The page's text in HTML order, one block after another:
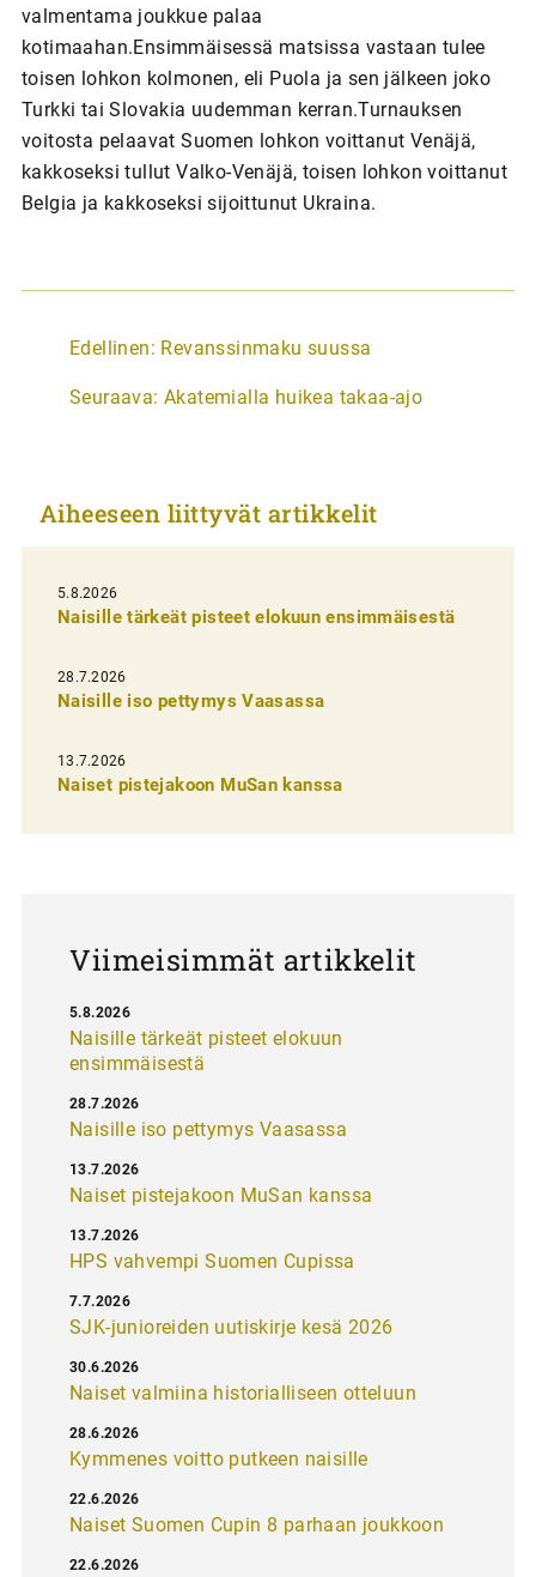
valmentama joukkue palaa
kotimaahan.Ensimmäisessä matsissa vastaan tulee
toisen lohkon kolmonen, eli Puola ja sen jälkeen joko
Turkki tai Slovakia uudemman kerran.Turnauksen
voitosta pelaavat Suomen lohkon voittanut Venäjä,
kakkoseksi tullut Valko-Venäjä, toisen lohkon voittanut
Belgia ja kakkoseksi sijoittunut Ukraina.
A
t
k
e
l
i
e
n
e
Edellinen: Revanssinmaku suussa
Seuraava: Akatemialla huikea takaa-ajo
Aiheeseen liittyvät artikkelit
5.8.2026
Naisille tärkeät pisteet elokuun ensimmäisestä
28.7.2026
Naisille iso pettymys Vaasassa
13.7.2026
Naiset pistejakoon MuSan kanssa
Viimeisimmät artikkelit
Naisille tärkeät pisteet elokuun
ensimmäisestä
5.8.2026
Naisille iso pettymys Vaasassa
28.7.2026
Naiset pistejakoon MuSan kanssa
13.7.2026
HPS vahvempi Suomen Cupissa
13.7.2026
SJK-junioreiden uutiskirje kesä 2026
7.7.2026
Naiset valmiina historialliseen otteluun
30.6.2026
Kymmenes voitto putkeen naisille
28.6.2026
Naiset Suomen Cupin 8 parhaan joukkoon
22.6.2026
22.6.2026